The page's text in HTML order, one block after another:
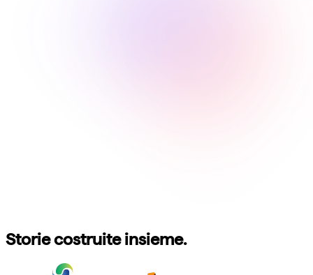
Storie costruite insieme.